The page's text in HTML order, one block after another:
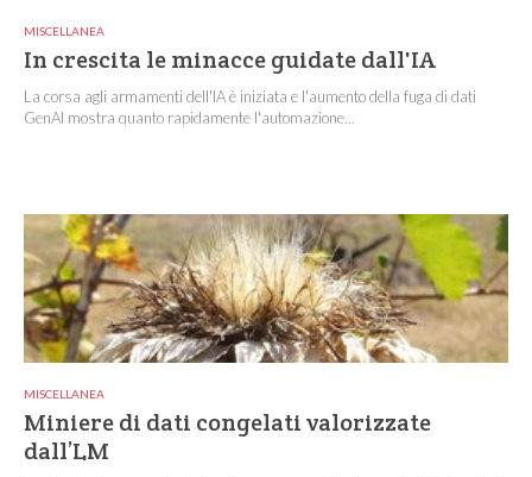
MISCELLANEA
In crescita le minacce guidate dall'IA
La corsa agli armamenti dell'IA è iniziata e l'aumento della fuga di dati
GenAI mostra quanto rapidamente l'automazione...
MISCELLANEA
Miniere di dati congelati valorizzate
dall’LM